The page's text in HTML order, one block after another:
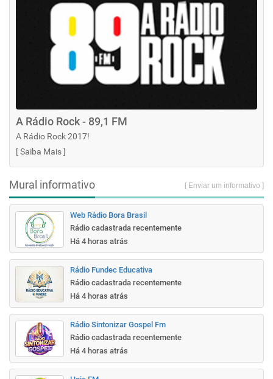
A Rádio Rock - 89,1 FM
A Rádio Rock 2017!
[Saiba Mais]
Mural informativo [ Enviar um informativo ]
Web Rádio Bora Brasil
Rádio cadastrada recentemente
Há 4 horas atrás
Rádio Fundec Educativa
Rádio cadastrada recentemente
Há 4 horas atrás
Rádio Sintonizar Gospel Fm
Rádio cadastrada recentemente
Há 4 horas atrás